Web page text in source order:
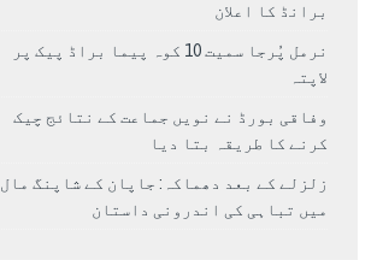
برانڈ کا اعلان
نرمل پُرجا سمیت 10 کوہ پیما براڈ پیک پر
لاپتہ
وفاقی بورڈ نے نویں جماعت کے نتائج چیک
کرنے کا طریقہ بتا دیا
زلزلے کے بعد دھماکہ: جاپان کے شاپنگ مال
میں تباہی کی اندرونی داستان